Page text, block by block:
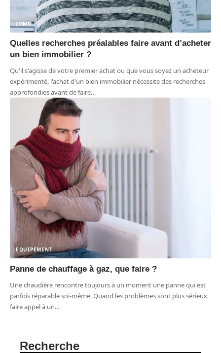
IMMO
Quelles recherches préalables faire avant d’acheter
un bien immobilier ?
Qu'il s'agisse de votre premier achat ou que vous soyez un acheteur
expérimenté, l'achat d'un bien immobilier nécessite des recherches
approfondies avant de faire…
EQUIPEMENT
Panne de chauffage à gaz, que faire ?
Une chaudière rencontre toujours à un moment une panne qui est
parfois réparable soi-même. Quand les problèmes sont plus sérieux,
faire appel à un…
Recherche